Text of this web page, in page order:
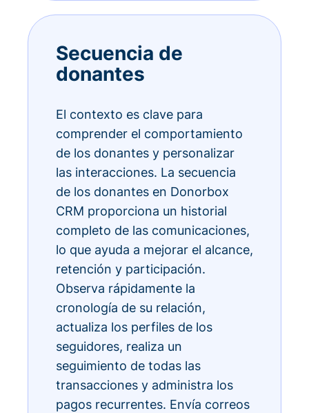
Secuencia de
donantes
El contexto es clave para
comprender el comportamiento
de los donantes y personalizar
las interacciones. La secuencia
de los donantes en Donorbox
CRM proporciona un historial
completo de las comunicaciones,
lo que ayuda a mejorar el alcance,
retención y participación.
Observa rápidamente la
cronología de su relación,
actualiza los perfiles de los
seguidores, realiza un
seguimiento de todas las
transacciones y administra los
pagos recurrentes. Envía correos